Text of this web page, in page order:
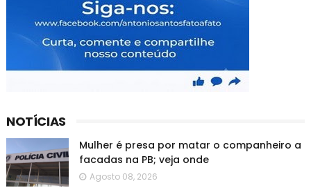
NOTÍCIAS
Mulher é presa por matar o companheiro a
facadas na PB; veja onde
Agosto 08, 2026